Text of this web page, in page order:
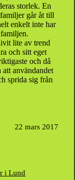
storlek. En
går åt till
enkelt inte har
lite av trend
och sitt eget
och då
användandet
sprida sig från
22 mars 2017
i Lund